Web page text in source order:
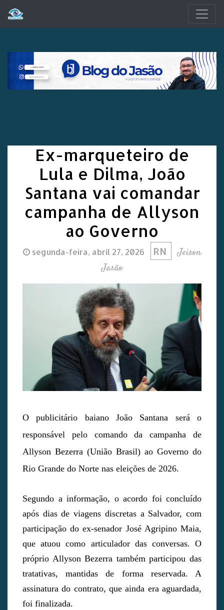
Ex-marqueteiro de
Lula e Dilma, João
Santana vai comandar
campanha de Allyson
ao Governo
segunda-feira, abril 27, 2026 RN
Jeison
Jasão
O publicitário baiano João Santana será o
responsável pelo comando da campanha de
Allyson Bezerra (União Brasil) ao Governo do
Rio Grande do Norte nas eleições de 2026.
Segundo a informação, o acordo foi concluído
após dias de viagens discretas a Salvador, com
participação do ex-senador José Agripino Maia,
que atuou como articulador das conversas. O
próprio Allyson Bezerra também participou das
tratativas, mantidas de forma reservada. A
assinatura do contrato, que ainda era aguardada,
foi finalizada.